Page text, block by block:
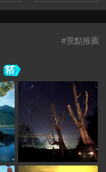
#景點推薦